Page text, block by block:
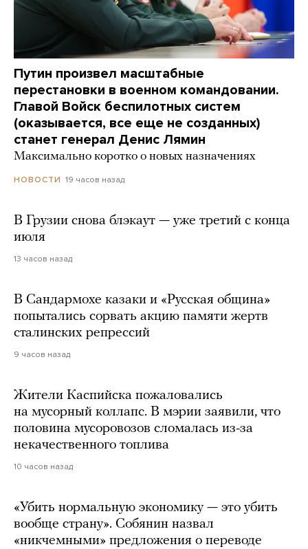
Путин произвел масштабные
перестановки в военном командовании.
Главой Войск беспилотных систем
(оказывается, все еще не созданных)
станет генерал Денис Лямин
Максимально коротко о новых назначениях
НОВОСТИ 19 часов назад
В Грузии снова блэкаут — уже третий с конца
июля
13 часов назад
В Сандармохе казаки и «Русская община»
попытались сорвать акцию памяти жертв
сталинских репрессий
9 часов назад
Жители Каспийска пожаловались
на мусорный коллапс. В мэрии заявили, что
половина мусоровозов сломалась из-за
некачественного топлива
10 часов назад
«Убить нормальную экономику — это убить
вообще страну». Собянин назвал
«никчемными» предложения о переводе